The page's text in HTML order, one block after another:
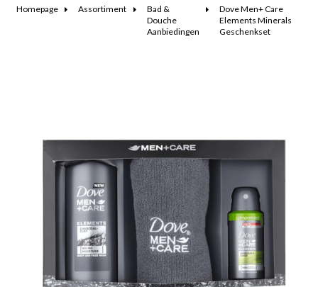
Homepage Assortiment
Bad &
Douche
Aanbiedingen
Dove Men+ Care
Elements Minerals
Geschenkset